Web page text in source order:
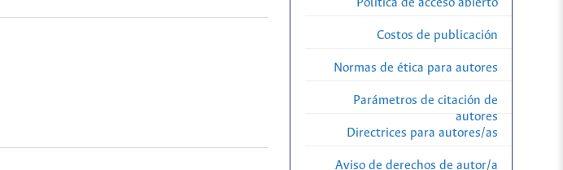
Costos de publicación
Normas de ética para autores
Parámetros de citación de
autores
Directrices para autores/as
Aviso de derechos de autor/a